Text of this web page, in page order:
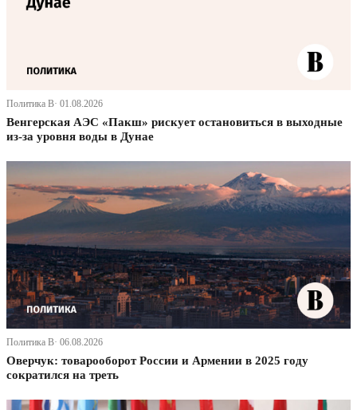
Политика В· 01.08.2026
Венгерская АЭС «Пакш» рискует остановиться в выходные
из-за уровня воды в Дунае
Политика В· 06.08.2026
Оверчук: товарооборот России и Армении в 2025 году
сократился на треть